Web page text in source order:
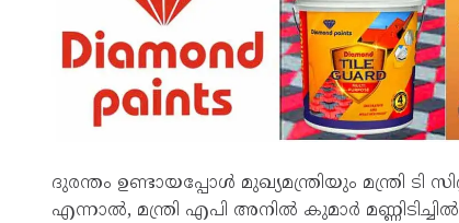
ദുരന്തം ഉണ്ടായപ്പോള്‍ മുഖ്യമന്ത്രിയും മന്ത്രി
എന്നാല്‍, മന്ത്രി എപി അനില്‍ കുമാര്‍